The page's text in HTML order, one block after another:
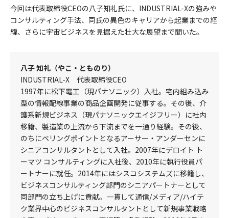
今回は代表取締役CEOの八子知礼氏に、INDUSTRIAL-Xの強みや
コンサルティング手法、同氏の異色のキャリアから起業までの経
緯、さらに宇宙ビジネスを見据えた壮大な展望まで聞いた。
八子 知礼（やこ・とものり）
INDUSTRIAL-X 代表取締役CEO
1997年に松下電工（現パナソニック）入社。宅内組み込み
型の情報配線事業の商品企画開発に従事する。その後、介
護系新規ビジネス（現パナソニックエイジフリー）に社内
移籍、製造業の上流から下流までを一通り経験。その後、
のちにベリングポイントとなるアーサー・アンダーセンに
シニアコンサルタントとして入社。2007年にデロイト ト
ーマツ コンサルティングに入社後、2010年に執行役員パ
ートナーに就任。2014年にはシスコシステムズに移籍し、
ビジネスコンサルティング部門のシニアパートナーとして
同部門の立ち上げに貢献。一貫して通信/メディア/ハイテ
ク業界中心のビジネスコンサルタントとして新規事業戦略